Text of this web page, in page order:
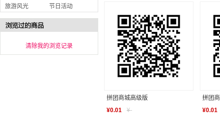
旅游风光
节日活动
清除我的浏览记录
拼团商城高级版
¥0.01 ¥-
拼团
¥0.01